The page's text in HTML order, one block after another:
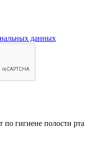
данных
по гигиене полости рта